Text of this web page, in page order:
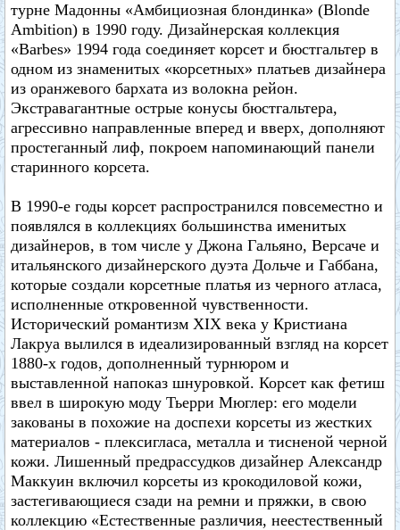
турне Мадонны «Амбициозная блондинка» (Blonde
Ambition) в 1990 году. Дизайнерская коллекция
«Barbes» 1994 года соединяет корсет и бюстгальтер в
одном из знаменитых «корсетных» платьев дизайнера
из оранжевого бархата из волокна рейон.
Экстравагантные острые конусы бюстгальтера,
агрессивно направленные вперед и вверх, дополняют
простеганный лиф, покроем напоминающий панели
старинного корсета.
В 1990-е годы корсет распространился повсеместно и
появлялся в коллекциях большинства именитых
дизайнеров, в том числе у Джона Гальяно, Версаче и
итальянского дизайнерского дуэта Дольче и Габбана,
которые создали корсетные платья из черного атласа,
исполненные откровенной чувственности.
Исторический романтизм XIX века у Кристиана
Лакруа вылился в идеализированный взгляд на корсет
1880-х годов, дополненный турнюром и
выставленной напоказ шнуровкой. Корсет как фетиш
ввел в широкую моду Тьерри Мюглер: его модели
закованы в похожие на доспехи корсеты из жестких
материалов - плексигласа, металла и тисненой черной
кожи. Лишенный предрассудков дизайнер Александр
Маккуин включил корсеты из крокодиловой кожи,
застегивающиеся сзади на ремни и пряжки, в свою
коллекцию «Естественные различия, неестественный